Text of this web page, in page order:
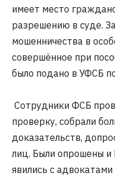
имеет место
разрешению в суде.
мошенничества в
совершённое при
было подано в УФСБ
Сотрудники ФСБ
проверку, собрали
доказательств,
лиц. Были опрошены и
явились с